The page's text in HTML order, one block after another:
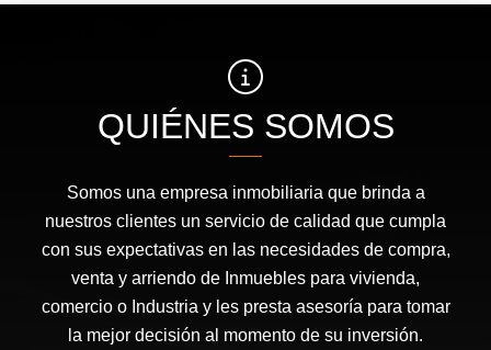
QUIÉNES SOMOS
Somos una empresa inmobiliaria que brinda a
nuestros clientes un servicio de calidad que cumpla
con sus expectativas en las necesidades de compra,
venta y arriendo de Inmuebles para vivienda,
comercio o Industria y les presta asesoría para tomar
la mejor decisión al momento de su inversión.